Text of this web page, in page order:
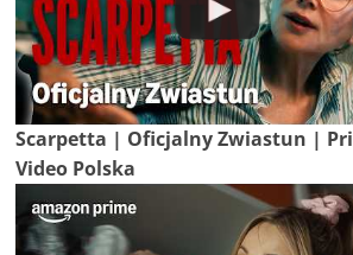
Scarpetta | Oficjalny Zwiastun |
Video Polska